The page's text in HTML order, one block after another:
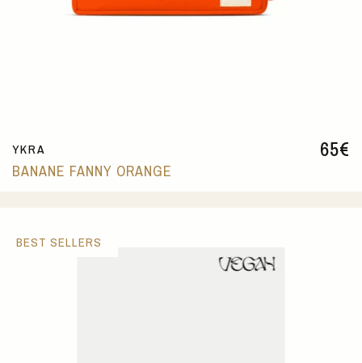
65€
YKRA
BANANE FANNY ORANGE
BEST SELLERS